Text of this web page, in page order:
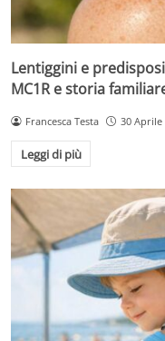
Lentiggini e
MC1R e storia
Francesca Testa 30 Aprile
Leggi di più